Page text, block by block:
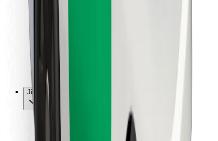
Pro kurýry
Bolt Food
Pro flotilové partnery
Pro restaurace
Bolt for Business
Jiné
Partneři